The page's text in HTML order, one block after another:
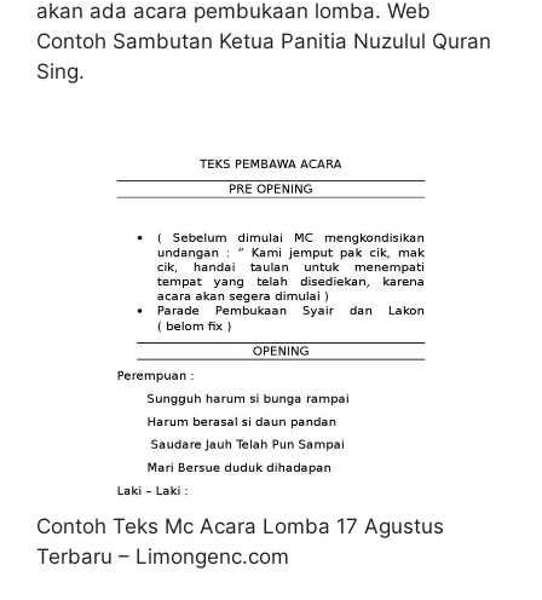
akan ada acara pembukaan lomba. Web
Contoh Sambutan Ketua Panitia Nuzulul Quran
Sing.
Contoh Teks Mc Acara Lomba 17 Agustus
Terbaru – Limongenc.com